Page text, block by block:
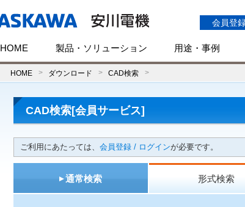
会員登
HOME 製品・ソリューション 用途・事例
HOME ダウンロード CAD検索
CAD検索[会員サービス]
ご利用にあたっては、 会員登録 / ログインが必要です。
通常検索 形式検索